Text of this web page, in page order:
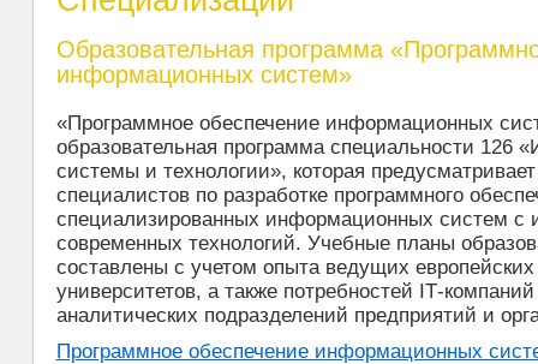
Образовательная программа
информационных систем»
«Программное обеспечение информационных
образовательная программа специальности 126
системы и технологии», которая предусматривает
специалистов по разработке программного
специализированных информационных систем с
современных технологий. Учебные планы
составлены с учетом опыта ведущих
университетов, а также потребностей ІТ-
аналитических подразделений предприятий и
Программное обеспечение информационных